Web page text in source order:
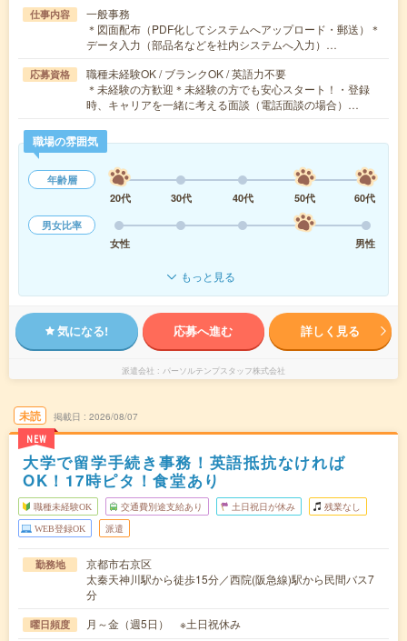
仕事内容
一般事務
＊図面配布（PDF化してシステムへアップロード・郵送）＊
データ入力（部品名などを社内システムへ入力）…
応募資格
職種未経験OK / ブランクOK / 英語力不要
＊未経験の方歓迎＊未経験の方でも安心スタート！・登録
時、キャリアを一緒に考える面談（電話面談の場合）…
職場の雰囲気
年齢層
20代
30代 40代 50代
60代
男女比率
女性
男性
もっと見る
気になる! 応募へ進む 詳しく見る
派遣会社 パーソルテンプスタッフ株式会社
未読
NEW
掲載日 2026/08/07
大学で留学手続き事務！英語抵抗なければ
OK！17時ピタ！食堂あり
職種未経験OK 交通費別途支給あり 土日祝日が休み 残業なし
WEB登録OK 派遣
勤務地
京都市右京区
太秦天神川駅から徒歩15分／西院(阪急線)駅から民間バス7
分
曜日頻度 月～金（週5日） ※土日祝休み